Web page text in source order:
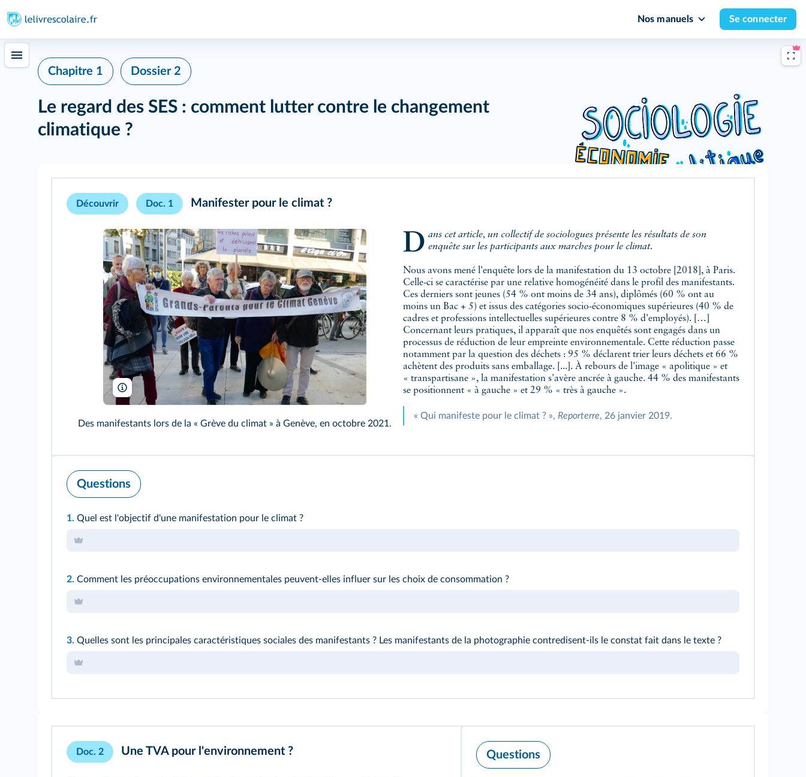
Nos manuels Se connecter
Chapitre 1 Dossier 2
Le regard des SES : comment lutter contre le changement
climatique ?
Découvrir Doc. 1 Manifester pour le climat ?
MHM55/Wikimedia
Des manifestants lors de la « Grève du climat » à Genève, en octobre 2021.
Dans cet article, un collectif de sociologues présente les résultats de son enquête sur les participants aux marches pour le climat.
Nous avons mené l'enquête lors de la manifestation du 13 octobre [2018], à Paris.
Celle-ci se caractérise par une relative homogénéité dans le profil des manifestants.
Ces derniers sont jeunes (54 % ont moins de 34 ans), diplômés (60 % ont au
moins un Bac + 5) et issus des catégories socio-économiques supérieures (40 % de
cadres et professions intellectuelles supérieures contre 8 % d'employés). […]
Concernant leurs pratiques, il apparaît que nos enquêtés sont engagés dans un
processus de réduction de leur empreinte environnementale. Cette réduction passe
notamment par la question des déchets : 95 % déclarent trier leurs déchets et 66 %
achètent des produits sans emballage. [...]. À rebours de l'image « apolitique » et
« transpartisane », la manifestation s'avère ancrée à gauche. 44 % des manifestants
se positionnent « à gauche » et 29 % « très à gauche ».
« Qui manifeste pour le climat ? », Reporterre, 26 janvier 2019.
Questions
1. Quel est l'objectif d'une manifestation pour le climat ?
2. Comment les préoccupations environnementales peuvent-elles influer sur les choix de consommation ?
3. Quelles sont les principales caractéristiques sociales des manifestants ? Les manifestants de la photographie contredisent-ils le constat fait dans le texte ?
Doc. 2 Une TVA pour l'environnement ? Questions